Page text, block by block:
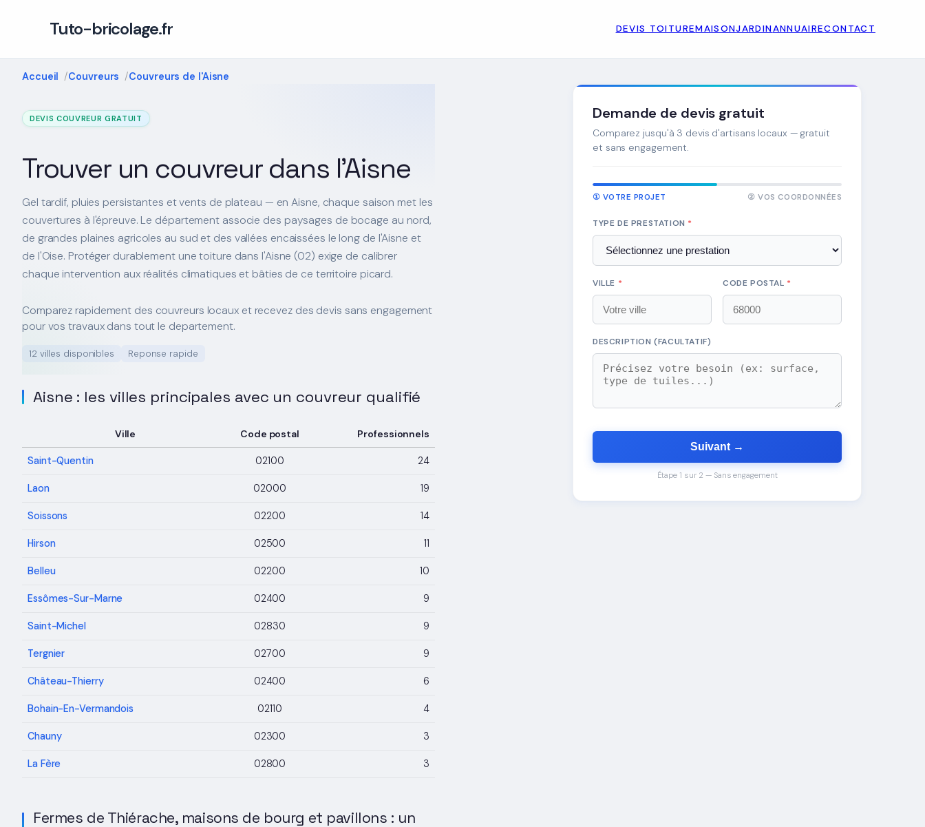
Tuto-bricolage.fr DEVIS TOITUREMAISONJARDINANNUAIRECONTACT
Accueil Couvreurs Couvreurs de l'Aisne
DEVIS COUVREUR GRATUIT
Trouver un couvreur dans l'Aisne
Gel tardif, pluies persistantes et vents de plateau — en Aisne, chaque saison met les
couvertures à l'épreuve. Le département associe des paysages de bocage au nord,
de grandes plaines agricoles au sud et des vallées encaissées le long de l'Aisne et
de l'Oise. Protéger durablement une toiture dans l'Aisne (02) exige de calibrer
chaque intervention aux réalités climatiques et bâties de ce territoire picard.
Comparez rapidement des couvreurs locaux et recevez des devis sans engagement
pour vos travaux dans tout le departement.
12 villes disponibles Reponse rapide
Aisne : les villes principales avec un couvreur qualifié
Ville Code postal Professionnels
Saint-Quentin 02100 24
Laon 02000 19
Soissons 02200 14
Hirson 02500 11
Belleu 02200 10
Essômes-Sur-Marne 02400 9
Saint-Michel 02830 9
Tergnier 02700 9
Château-Thierry 02400 6
Bohain-En-Vermandois 02110 4
Chauny 02300 3
La Fère 02800 3
Fermes de Thiérache, maisons de bourg et pavillons : un
Demande de devis gratuit
Comparez jusqu'à 3 devis d'artisans locaux — gratuit
et sans engagement.
① VOTRE PROJET ② VOS COORDONNÉES
TYPE DE PRESTATION *
VILLE * CODE POSTAL *
DESCRIPTION (FACULTATIF)
Suivant →
Étape 1 sur 2 — Sans engagement